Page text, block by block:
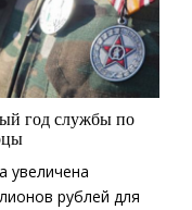
год службы по
увеличена
рублей для